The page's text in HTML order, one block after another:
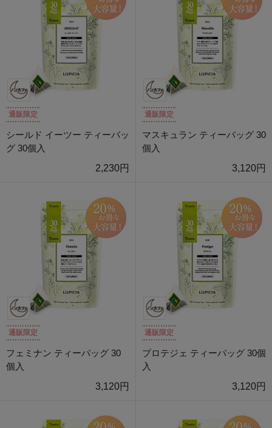
通販限定
シールド イーツー ティーバッ
グ 30個入
2,230円
通販限定
マスキュラン ティーバッグ 30
個入
3,120円
通販限定
フェミナン ティーバッグ 30
個入
3,120円
通販限定
プロテジェ ティーバッグ 30個
入
3,120円